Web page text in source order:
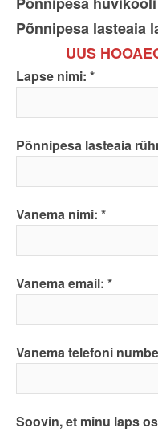
Põnnipesa lasteaia
UUS
Lapse nimi:
Põnnipesa lasteaia
Vanema nimi:
Vanema email:
Vanema telefoni
Soovin, et minu laps